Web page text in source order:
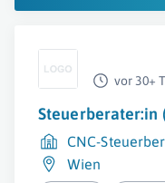
vor 30+ T
Steuerberater:in
CNC-
Wien